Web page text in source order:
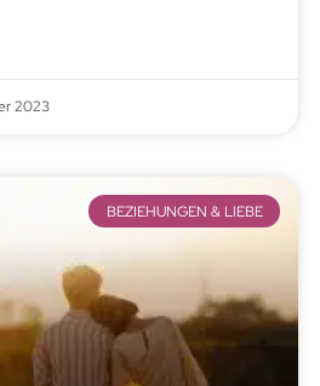
2023
BEZIEHUNGEN & LIEBE